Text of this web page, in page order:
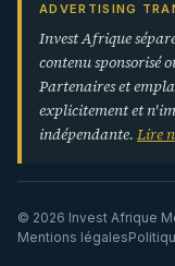
ADVERTISING
Invest Afrique
contenu sponsorisé
Partenaires et
explicitement et
indépendante. Lire
© 2026 Invest Afrique
Mentions légales